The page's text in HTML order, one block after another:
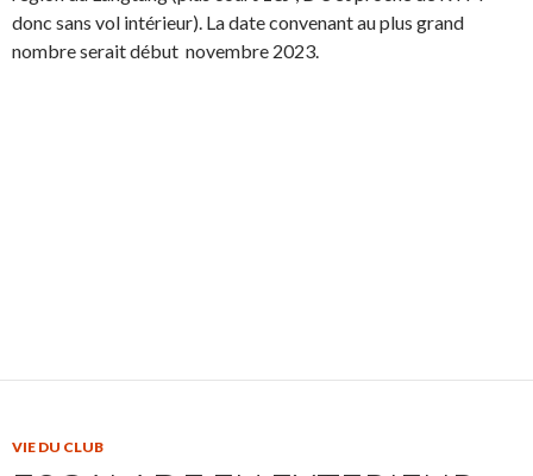
donc sans vol intérieur). La date convenant au plus grand
nombre serait début novembre 2023.
VIE DU CLUB